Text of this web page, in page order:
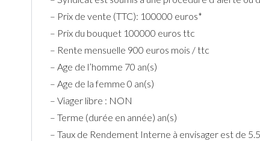
– Prix de vente (TTC): 100000 euros*
– Prix du bouquet 100000 euros ttc
– Rente mensuelle 900 euros mois / ttc
– Age de l’homme 70 an(s)
– Age de la femme 0 an(s)
– Viager libre : NON
– Terme (durée en année) an(s)
– Taux de Rendement Interne à envisager est de